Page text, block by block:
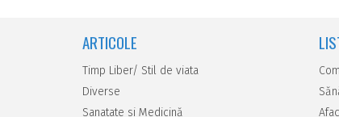
ARTICOLE
Timp Liber/ Stil de viata
Diverse
Sanatate si Medicină